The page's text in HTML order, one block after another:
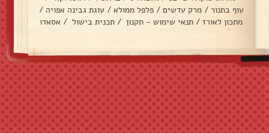
עוף בתנור / מרק עדשים / פלפל ממולא / עוגת גבינה אפויה /
מתכון לאורז / תנאי שימוש - תקנון / תכנית בישול / אסאדו